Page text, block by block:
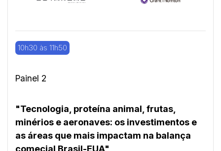
10h30 às 11h50
Painel 2
"Tecnologia, proteína animal, frutas,
minérios e aeronaves: os investimentos e
as áreas que mais impactam na balança
comecial Brasil-EUA"